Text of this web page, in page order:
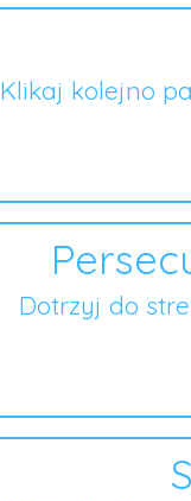
Klikaj kolejno
Dotrzyj do